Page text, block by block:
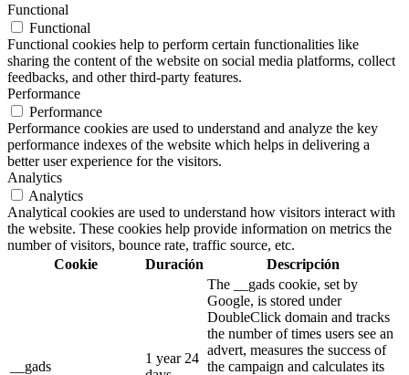
Functional
Functional
Functional cookies help to perform certain functionalities like
sharing the content of the website on social media platforms, collect
feedbacks, and other third-party features.
Performance
Performance
Performance cookies are used to understand and analyze the key
performance indexes of the website which helps in delivering a
better user experience for the visitors.
Analytics
Analytics
Analytical cookies are used to understand how visitors interact with
the website. These cookies help provide information on metrics the
number of visitors, bounce rate, traffic source, etc.
Cookie
Duración Descripción
__gads
1 year 24
The __gads cookie, set by
Google, is stored under
DoubleClick domain and tracks
the number of times users see an
advert, measures the success of
the campaign and calculates its